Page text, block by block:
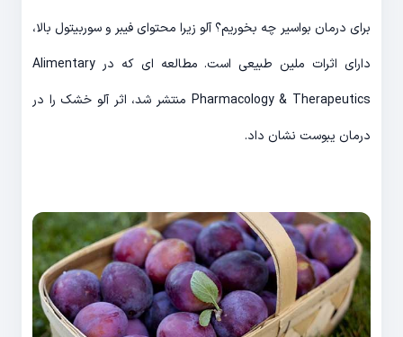
برای درمان بواسیر چه بخوریم؟ آلو زیرا محتوای فیبر و سوربیتول بالا،
دارای اثرات ملین طبیعی است. مطالعه ای که در Alimentary
Pharmacology & Therapeutics منتشر شد، اثر آلو خشک را در
درمان یبوست نشان داد.